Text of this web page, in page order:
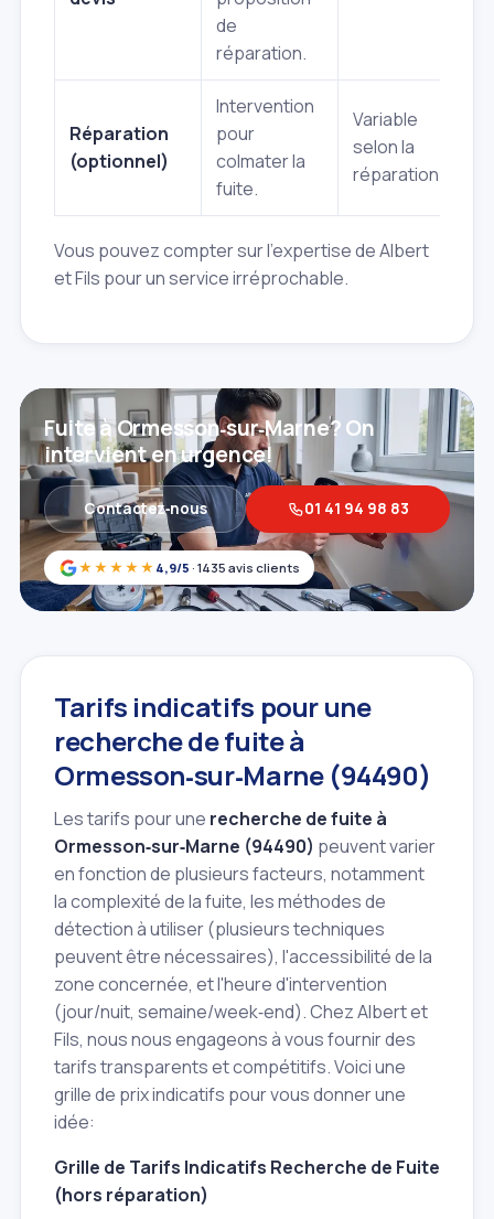
de
réparation.
Réparation
(optionnel)
Intervention
pour
colmater la
fuite.
Variable
selon la
réparation
Vous pouvez compter sur l'expertise de Albert
et Fils pour un service irréprochable.
★★★★★ 4,9/5 · 1435 avis clients
Fuite à Ormesson‑sur‑Marne? On
intervient en urgence!
Contactez‑nous 01 41 94 98 83
Tarifs indicatifs pour une
recherche de fuite à
Ormesson‑sur‑Marne (94490)
Les tarifs pour une recherche de fuite à
Ormesson‑sur‑Marne (94490) peuvent varier
en fonction de plusieurs facteurs, notamment
la complexité de la fuite, les méthodes de
détection à utiliser (plusieurs techniques
peuvent être nécessaires), l'accessibilité de la
zone concernée, et l'heure d'intervention
(jour/nuit, semaine/week‑end). Chez Albert et
Fils, nous nous engageons à vous fournir des
tarifs transparents et compétitifs. Voici une
grille de prix indicatifs pour vous donner une
idée:
Grille de Tarifs Indicatifs Recherche de Fuite
(hors réparation)